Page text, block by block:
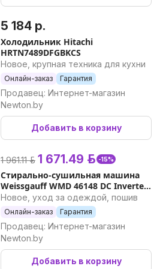
5 184 р.
Холодильник Hitachi
HRTN7489DFGBKCS
Новое, крупная техника для кухни
Онлайн-заказ Гарантия
Продавец: Интернет-магазин
Newton.by
Добавить в корзину
1 961.11 р. 1 671.49 р. -15%
Стирально-сушильная машина
Weissgauff WMD 46148 DC Inverter
Steam
Новое, уход за одеждой, пошив
Онлайн-заказ Гарантия
Продавец: Интернет-магазин
Newton.by
Добавить в корзину